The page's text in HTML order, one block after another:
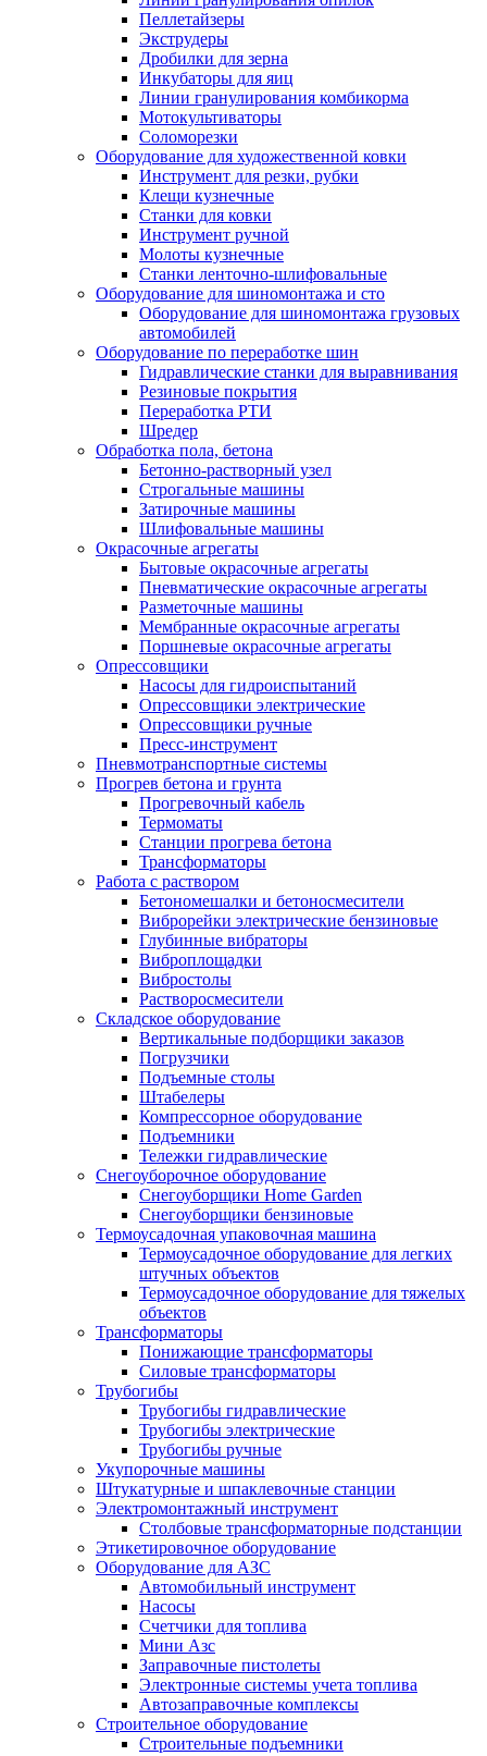
Пеллетайзеры
Экструдеры
Дробилки для зерна
Инкубаторы для яиц
Линии гранулирования комбикорма
Мотокультиваторы
Соломорезки
Оборудование для художественной ковки
Инструмент для резки, рубки
Клещи кузнечные
Станки для ковки
Инструмент ручной
Молоты кузнечные
Станки ленточно-шлифовальные
Оборудование для шиномонтажа и сто
Оборудование для шиномонтажа грузовых
автомобилей
Оборудование по переработке шин
Гидравлические станки для выравнивания
Резиновые покрытия
Переработка РТИ
Шредер
Обработка пола, бетона
Бетонно-растворный узел
Строгальные машины
Затирочные машины
Шлифовальные машины
Окрасочные агрегаты
Бытовые окрасочные агрегаты
Пневматические окрасочные агрегаты
Разметочные машины
Мембранные окрасочные агрегаты
Поршневые окрасочные агрегаты
Опрессовщики
Насосы для гидроиспытаний
Опрессовщики электрические
Опрессовщики ручные
Пресс-инструмент
Пневмотранспортные системы
Прогрев бетона и грунта
Прогревочный кабель
Термоматы
Станции прогрева бетона
Трансформаторы
Работа с раствором
Бетономешалки и бетоносмесители
Виброрейки электрические бензиновые
Глубинные вибраторы
Виброплощадки
Вибростолы
Растворосмесители
Складское оборудование
Вертикальные подборщики заказов
Погрузчики
Подъемные столы
Штабелеры
Компрессорное оборудование
Подъемники
Тележки гидравлические
Снегоуборочное оборудование
Снегоуборщики Home Garden
Снегоуборщики бензиновые
Термоусадочная упаковочная машина
Термоусадочное оборудование для легких
штучных объектов
Термоусадочное оборудование для тяжелых
объектов
Трансформаторы
Понижающие трансформаторы
Силовые трансформаторы
Трубогибы
Трубогибы гидравлические
Трубогибы электрические
Трубогибы ручные
Укупорочные машины
Штукатурные и шпаклевочные станции
Электромонтажный инструмент
Столбовые трансформаторные подстанции
Этикетировочное оборудование
Оборудование для АЗС
Автомобильный инструмент
Насосы
Счетчики для топлива
Мини Азс
Заправочные пистолеты
Электронные системы учета топлива
Автозаправочные комплексы
Строительное оборудование
Cтроительные подъемники